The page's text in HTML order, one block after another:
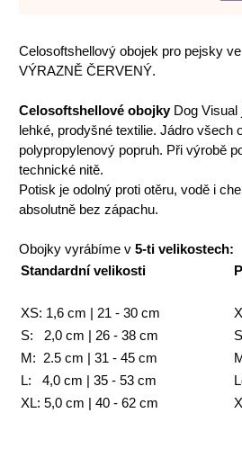
Celosoftshellový obojek pro pejsky
VÝRAZNĚ ČERVENÝ.
Celosoftshellové obojky Dog
lehké, prodyšné textilie. Jádro všech
polypropylenový popruh. Při výrobě
technické nitě.
Potisk je odolný proti otěru, vodě i
absolutně bez zápachu.
Obojky vyrábíme v 5-ti velikostech:
Standardní velikosti
XS: 1,6 cm | 21 - 30 cm
S: 2,0 cm | 26 - 38 cm
M: 2.5 cm | 31 - 45 cm
L: 4,0 cm | 35 - 53 cm
XL: 5,0 cm | 40 - 62 cm